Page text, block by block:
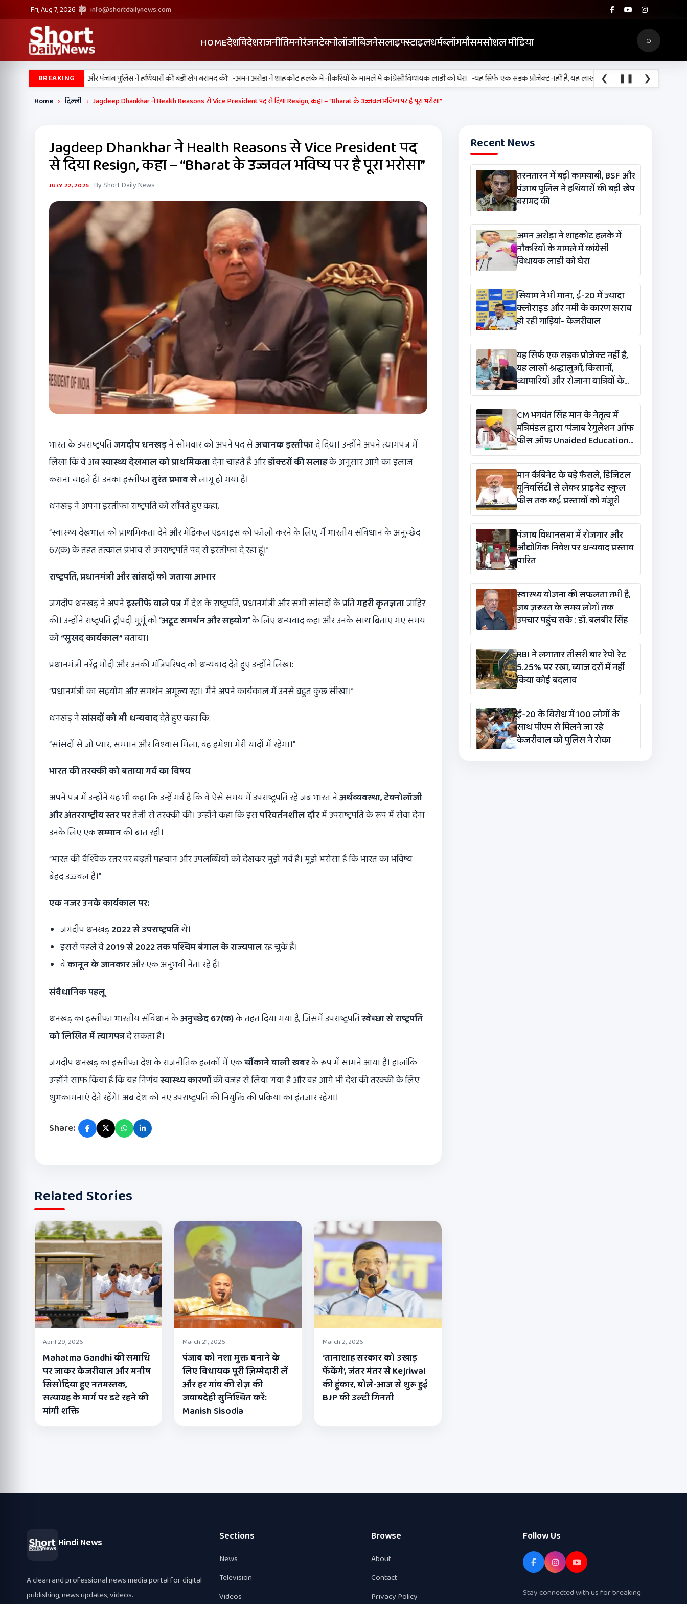
Fri, Aug 7, 2026 info@shortdailynews.com
HOMEदेशविदेशराजनीतिमनोरंजनटेक्नोलॉजीबिजनेसलाइफ्स्टाइलधर्मब्लॉगमौसमसोशल मीडिया ⌕
BREAKING
में बड़ी कामयाबी, BSF और पंजाब पुलिस ने हथियारों की बड़ी खेप बरामद की •अमन अरोड़ा ने शाहकोट हलके में नौकरियों के मामले में कांग्रेसी विधायक लाडी को घेरा •यह सिर्फ एक सड़क प्रोजेक्ट नहीं है, यह लाखों श्रद्धालुओं, किसानों, व्यापारियों और
❮ ❚❚ ❯
Home › दिल्ली › Jagdeep Dhankhar ने Health Reasons से Vice President पद से दिया Resign, कहा – “Bharat के उज्जवल भविष्य पर है पूरा भरोसा”
Jagdeep Dhankhar ने Health Reasons से Vice President पद
से दिया Resign, कहा – “Bharat के उज्जवल भविष्य पर है पूरा भरोसा”
JULY 22, 2025 By Short Daily News
भारत के उपराष्ट्रपतिजगदीप धनखड़ने सोमवार को अपने पद सेअचानक इस्तीफादे दिया। उन्होंने अपने त्यागपत्र में
लिखा कि वे अबस्वास्थ्य देखभाल को प्राथमिकतादेना चाहते हैं औरडॉक्टरों की सलाहके अनुसार आगे का इलाज
कराना चाहते हैं। उनका इस्तीफातुरंत प्रभाव सेलागू हो गया है।
धनखड़ ने अपना इस्तीफा राष्ट्रपति को सौंपते हुए कहा,
“स्वास्थ्य देखभाल को प्राथमिकता देने और मेडिकल एडवाइस को फॉलो करने के लिए, मैं भारतीय संविधान के अनुच्छेद
67(क) के तहत तत्काल प्रभाव से उपराष्ट्रपति पद से इस्तीफा दे रहा हूं।”
राष्ट्रपति,प्रधानमंत्री और सांसदों को जताया आभार
जगदीप धनखड़ ने अपनेइस्तीफे वाले पत्रमें देश के राष्ट्रपति, प्रधानमंत्री और सभी सांसदों के प्रतिगहरी कृतज्ञताजाहिर
की। उन्होंने राष्ट्रपति द्रौपदी मुर्मू को “अटूट समर्थन और सहयोग” के लिए धन्यवाद कहा और उनके साथ बिताए गए समय
को“सुखद कार्यकाल”बताया।
प्रधानमंत्री नरेंद्र मोदी और उनकी मंत्रिपरिषद को धन्यवाद देते हुए उन्होंने लिखा:
“प्रधानमंत्री का सहयोग और समर्थन अमूल्य रहा। मैंने अपने कार्यकाल में उनसे बहुत कुछ सीखा।”
धनखड़ नेसांसदों को भी धन्यवाददेते हुए कहा कि:
“सांसदों से जो प्यार, सम्मान और विश्वास मिला, वह हमेशा मेरी यादों में रहेगा।”
भारत की तरक्की को बताया गर्व का विषय
अपने पत्र में उन्होंने यह भी कहा कि उन्हें गर्व है कि वे ऐसे समय में उपराष्ट्रपति रहे जब भारत नेअर्थव्यवस्था,टेक्नोलॉजी
और अंतरराष्ट्रीय स्तर परतेजी से तरक्की की। उन्होंने कहा कि इसपरिवर्तनशील दौरमें उपराष्ट्रपति के रूप में सेवा देना
उनके लिए एकसम्मानकी बात रही।
“भारत की वैश्विक स्तर पर बढ़ती पहचान और उपलब्धियों को देखकर मुझे गर्व है। मुझे भरोसा है कि भारत का भविष्य
बेहद उज्ज्वल है।”
एक नजर उनके कार्यकाल पर:
जगदीप धनखड़2022से उपराष्ट्रपतिथे।
इससे पहले वे2019से2022तक पश्चिम बंगाल के राज्यपालरह चुके हैं।
वेकानून के जानकारऔर एक अनुभवी नेता रहे हैं।
संवैधानिक पहलू
धनखड़ का इस्तीफा भारतीय संविधान केअनुच्छेद67(क)के तहत दिया गया है, जिसमें उपराष्ट्रपतिस्वेच्छा से राष्ट्रपति
को लिखित में त्यागपत्रदे सकता है।
जगदीप धनखड़ का इस्तीफा देश के राजनीतिक हलकों में एकचौंकाने वाली खबरके रूप में सामने आया है। हालांकि
उन्होंने साफ किया है कि यह निर्णयस्वास्थ्य कारणोंकी वजह से लिया गया है और वह आगे भी देश की तरक्की के लिए
शुभकामनाएं देते रहेंगे। अब देश को नए उपराष्ट्रपति की नियुक्ति की प्रक्रिया का इंतजार रहेगा।
Share:
Related Stories
April 29, 2026
Mahatma Gandhi की समाधि
पर जाकर केजरीवाल और मनीष
सिसोदिया हुए नतमस्तक,
सत्याग्रह के मार्ग पर डटे रहने की
मांगी शक्ति
March 21, 2026
पंजाब को नशा मुक्त बनाने के
लिए विधायक पूरी ज़िम्मेदारी लें
और हर गांव की रोज़ की
जवाबदेही सुनिश्चित करें:
Manish Sisodia
March 2, 2026
‘तानाशाह सरकार को उखाड़
फेंकेंगे’, जंतर मंतर से Kejriwal
की हुंकार, बोले-आज से शुरू हुई
BJP की उल्टी गिनती
Recent News
तरनतारन में बड़ी कामयाबी, BSF और
पंजाब पुलिस ने हथियारों की बड़ी खेप
बरामद की
अमन अरोड़ा ने शाहकोट हलके में
नौकरियों के मामले में कांग्रेसी
विधायक लाडी को घेरा
सियाम ने भी माना, ई-20 में ज्यादा
क्लोराइड और नमी के कारण खराब
हो रही गाड़ियां- केजरीवाल
यह सिर्फ एक सड़क प्रोजेक्ट नहीं है,
यह लाखों श्रद्धालुओं, किसानों,
व्यापारियों और रोजाना यात्रियों के
लिए एक लाइफलाइन है: कंग
CM भगवंत सिंह मान के नेतृत्व में
मंत्रिमंडल द्वारा ‘पंजाब रेगुलेशन ऑफ
फीस ऑफ Unaided Educational
Institutions (संशोधन)
विधेयक-2026’ पास
मान कैबिनेट के बड़े फैसले, डिजिटल
यूनिवर्सिटी से लेकर प्राइवेट स्कूल
फीस तक कई प्रस्तावों को मंजूरी
पंजाब विधानसभा में रोजगार और
औद्योगिक निवेश पर धन्यवाद प्रस्ताव
पारित
स्वास्थ्य योजना की सफलता तभी है,
जब ज़रूरत के समय लोगों तक
उपचार पहुँच सके : डॉ. बलबीर सिंह
RBI ने लगातार तीसरी बार रेपो रेट
5.25% पर रखा, ब्याज दरों में नहीं
किया कोई बदलाव
ई-20 के विरोध में 100 लोगों के
साथ पीएम से मिलने जा रहे
केजरीवाल को पुलिस ने रोका
Hindi News
A clean and professional news media portal for digital
publishing, news updates, videos.
Sections
News
Television
Videos
Browse
About
Contact
Privacy Policy
Follow Us
Stay connected with us for breaking